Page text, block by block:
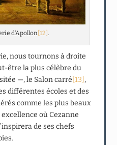
d’Apollon [12]
nous tournons à droite
être la plus célèbre du
—, le Salon carré [13] ,
différentes écoles et des
comme les plus beaux
où Cezanne
de ses chefs